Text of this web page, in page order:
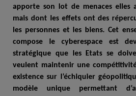
apporte son lot de menaces elles
mais dont les effets ont des
les personnes et les biens. Cet
compose le cyberespace est
stratégique que les Etats se
veulent maintenir une
existence sur l’échiquier
modèle unique permettant